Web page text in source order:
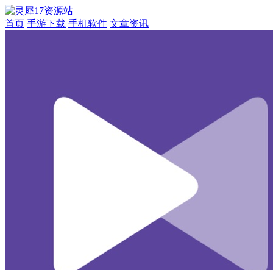
首页 手游下载 手机软件 文章资讯